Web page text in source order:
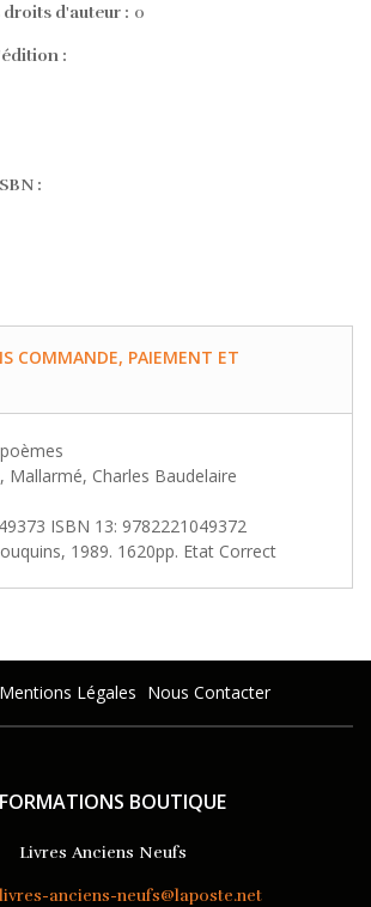
d'auteur : 0
:
:
COMMANDE, PAIEMENT ET
Mallarmé, Charles Baudelaire
ISBN 13: 9782221049372
1989. 1620pp. Etat Correct
Mentions Légales Nous Contacter
BOUTIQUE
Livres Anciens Neufs
livres-anciens-neufs@laposte.net